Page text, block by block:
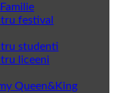
festival
studenti
liceeni
Queen&King